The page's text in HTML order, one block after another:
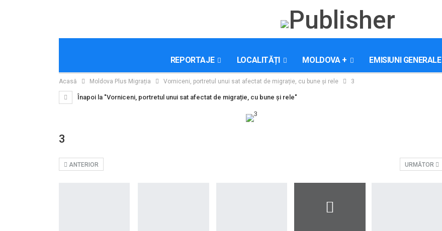
REPORTAJE LOCALITĂȚI MOLDOVA + EMISIUNI GENERALE
Acasă Moldova Plus Migrația Vorniceni, portretul unui sat afectat de migrație, cu bune și rele 3
Înapoi la "Vorniceni, portretul unui sat afectat de migrație, cu bune și rele"
3
URMĂTOR
ANTERIOR